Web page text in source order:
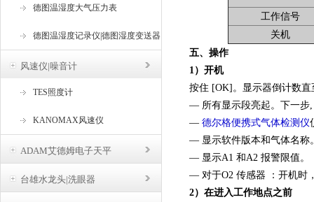
德图温湿度大气压力表
德图温湿度记录仪|德图湿度变送器
风速仪|噪音计
TES照度计
KANOMAX风速仪
ADAM艾德姆电子天平
台雄水龙头|洗眼器
工作信号
关机
五、操作
1）开机
按住 [OK]。显示器倒计数
— 所有显示段亮起。下一步,
— 德尔格便携式气体检测仪
— 显示软件版本和气体名称
— 显示A1 和A2 报警限值。
— 对于O2 传感器 ：开机时
2）在进入工作地点之前